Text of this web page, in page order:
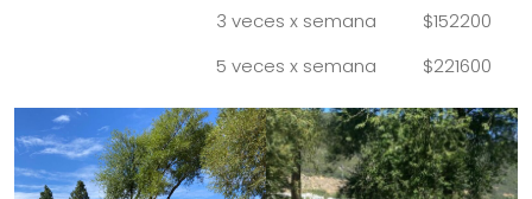
3 veces x semana
$152200
5 veces x semana
$221600